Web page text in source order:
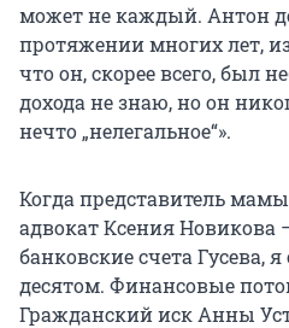
может не каждый. Антон
протяжении многих лет,
что он, скорее всего, был
дохода не знаю, но он
нечто „нелегальное“».
Когда представитель
адвокат Ксения Новикова
банковские счета Гусева,
десятом. Финансовые
Гражданский иск Анны